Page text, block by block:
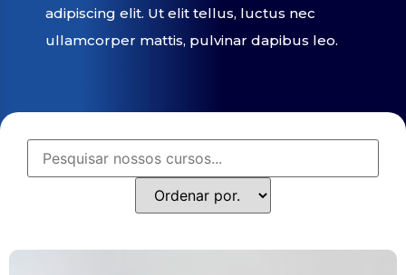
adipiscing elit. Ut elit tellus, luctus nec
ullamcorper mattis, pulvinar dapibus leo.